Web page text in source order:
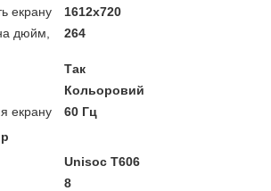
екрану
1612х720
на дюйм,
264
Так
Кольоровий
екрану
60 Гц
Unisoc T606
8